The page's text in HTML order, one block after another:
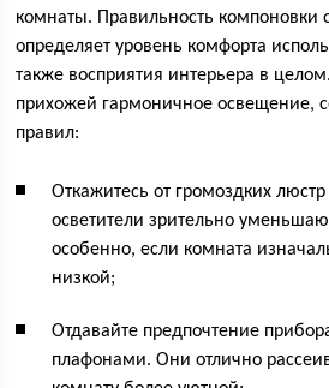
комнаты. Правильность компоновки
определяет уровень комфорта
также восприятия интерьера в
прихожей гармоничное освещение,
правил:
Откажитесь от громоздких
осветители зрительно
особенно, если комната
низкой;
Отдавайте предпочтение
плафонами. Они отлично